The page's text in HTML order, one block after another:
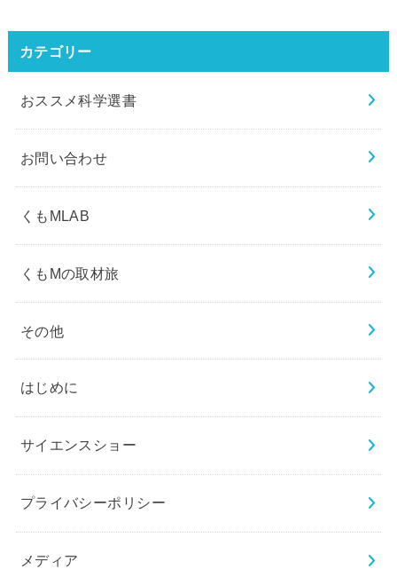
カテゴリー
おススメ科学選書
お問い合わせ
くもMLAB
くもMの取材旅
その他
はじめに
サイエンスショー
プライバシーポリシー
メディア